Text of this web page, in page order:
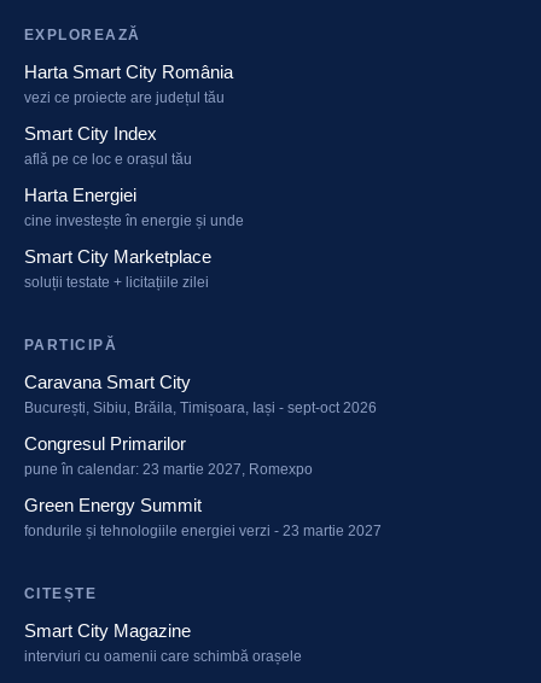
EXPLOREAZĂ
Harta Smart City România
vezi ce proiecte are județul tău
Smart City Index
află pe ce loc e orașul tău
Harta Energiei
cine investește în energie și unde
Smart City Marketplace
soluții testate + licitațiile zilei
PARTICIPĂ
Caravana Smart City
București, Sibiu, Brăila, Timișoara, Iași - sept-oct 2026
Congresul Primarilor
pune în calendar: 23 martie 2027, Romexpo
Green Energy Summit
fondurile și tehnologiile energiei verzi - 23 martie 2027
CITEȘTE
Smart City Magazine
interviuri cu oamenii care schimbă orașele